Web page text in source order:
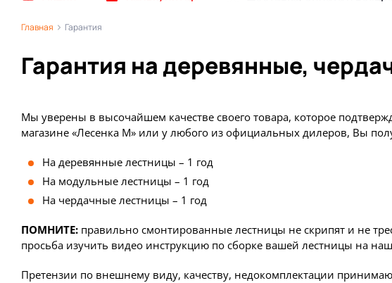
Главная Гарантия
Гарантия на деревянные,
Мы уверены в высочайшем качестве своего товара, которое
магазине «Лесенка М» или у любого из официальных дилеров, Вы
На деревянные лестницы – 1 год
На модульные лестницы – 1 год
На чердачные лестницы – 1 год
ПОМНИТЕ: правильно смонтированные лестницы не скрипят и не
просьба изучить видео инструкцию по сборке вашей лестницы на
Претензии по внешнему виду, качеству, недокомплектации